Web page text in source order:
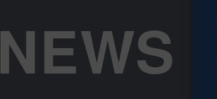
NEWS